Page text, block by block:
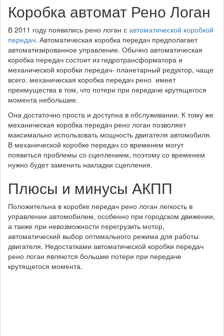
Коробка автомат Рено Логан
В 2011 году появились рено логан с автоматической коробкой
передач. Автоматическая коробка передач предполагает
автоматизированное управление. Обычно автоматическая
коробка передач состоит из гидротрансформатора и
механической коробки передач- планетарный редуктор, чаще
всего. механическая коробка передач рено имеет
преимущества в том, что потери при передаче крутящегося
момента небольшие.
Она достаточно проста и доступна в обслуживании. К тому же
механическая коробка передач рено логан позволяет
максимально использовать мощность двигателя автомобиля.
В механической коробке передач со временем могут
появиться проблемы со сцеплением, поэтому со временем
нужно будет заменить накладки сцепления.
Плюсы и минусы АКПП
Положительна в коробке передач рено логан легкость в
управлении автомобилем, особенно при городском движении,
а также при невозможности перегрузить мотор,
автоматический выбор оптимального режима для работы
двигателя. Недостатками автоматической коробки передач
рено логан являются большие потери при передаче
крутящегося момента.